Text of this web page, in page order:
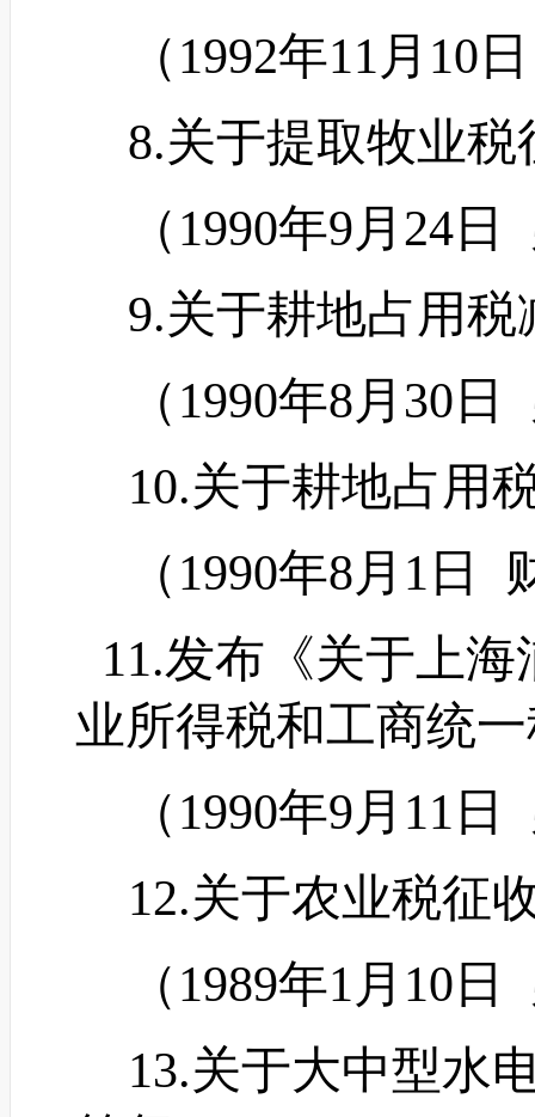
（1992年11月10
8.关于提取牧业税
（1990年9月24
9.关于耕地占用税
（1990年8月30
10.关于耕地占用
（1990年8月1日
11.发布《关于上
业所得税和工商统
（1990年9月11
12.关于农业税征
（1989年1月10
13.关于大中型水